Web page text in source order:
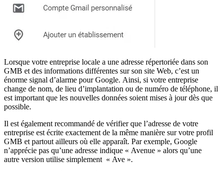
Lorsque votre entreprise locale a une adresse répertoriée dans son
GMB et des informations différentes sur son site Web, c’est un
énorme signal d’alarme pour Google. Ainsi, si votre entreprise
change de nom, de lieu d’implantation ou de numéro de téléphone, il
est important que les nouvelles données soient mises à jour dès que
possible.
Il est également recommandé de vérifier que l’adresse de votre
entreprise est écrite exactement de la même manière sur votre profil
GMB et partout ailleurs où elle apparaît. Par exemple, Google
n’apprécie pas qu’une adresse indique « Avenue » alors qu’une
autre version utilise simplement « Ave ».